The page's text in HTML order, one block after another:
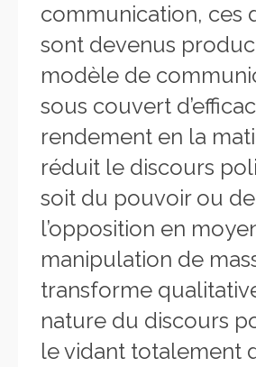
communication, ces
sont devenus
modèle de
sous couvert
rendement en la
réduit le discours
soit du pouvoir ou de
l’opposition en
manipulation de
transforme
nature du discours
le vidant totalement